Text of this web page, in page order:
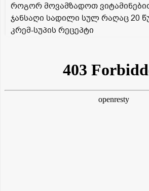
როგორ მოვამზადოთ
ჯანსაღი სადილი სულ რაღაც 20
კრემ-სუპის რეცეპტი